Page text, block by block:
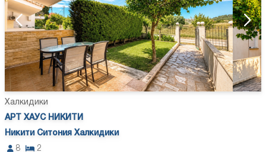
Халкидики
АРТ ХАУС НИКИТИ
Никити Ситония Халкидики
8
2